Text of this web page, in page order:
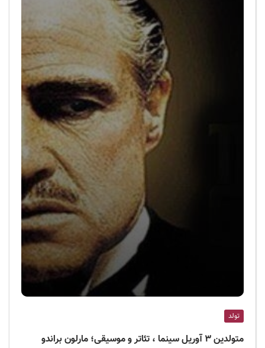
تولد
متولدین ۳ آوریل سینما ، تئاتر و موسیقی؛ مارلون براندو